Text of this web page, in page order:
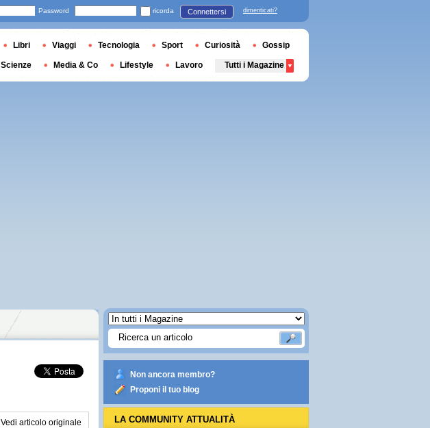
Vedi articolo originale
Non ancora membro?
Proponi il tuo blog
LA COMMUNITY ATTUALITÀ
Password ricorda Connettersi dimenticati?
Libri Viaggi Tecnologia Sport Curiosità Gossip
Scienze Media & Co Lifestyle Lavoro Tutti i Magazine